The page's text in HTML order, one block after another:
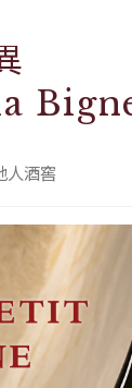
人酒窖